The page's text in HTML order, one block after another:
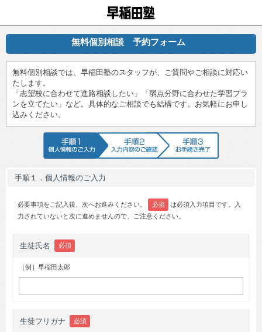
無料個別相談 予約フォーム
無料個別相談では、早稲田塾のスタッフが、ご質問やご相談に対応い
たします。
「志望校に合わせて進路相談したい」「弱点分野に合わせた学習プラ
ンを立てたい」など。具体的なご相談でも結構です。お気軽にお申し
込みください。
手順1 個人情報のご入力手順2 入力内容のご確認
手順１．個人情報のご入力
必要事項をご記入後、次へお進みください。 必須
は必須入力項目です。入
力されていないと次に進めませんので、ご注意ください。
生徒氏名 必須
［例］早稲田太郎
生徒フリガナ 必須